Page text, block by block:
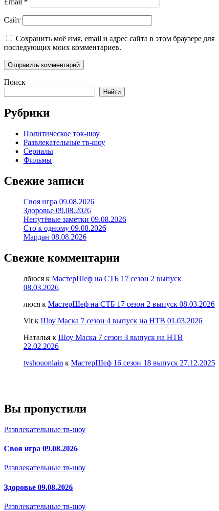
Сайт
Сохранить моё имя, email и адрес сайта в этом браузере для
последующих моих комментариев.
Поиск
Найти
Рубрики
Политическое ток-шоу
Развлекательные тв-шоу
Сериалы
Фильмы
Свежие записи
Своя игра 09.08.2026
Здоровье 09.08.2026
Непутёвые заметки 09.08.2026
Сто к одному 09.08.2026
Мардан 08.08.2026
Свежие комментарии
лбюся к МастерШеф на СТБ 17 сезон 2 выпуск
08.03.2026
люся к МастерШеф на СТБ 17 сезон 2 выпуск 08.03.2026
Vit к Шоу Маска 7 сезон 4 выпуск на НТВ 01.03.2026
Наталья к Шоу Маска 7 сезон 3 выпуск на НТВ
22.02.2026
tvshouonlain к МастерШеф 16 сезон 18 выпуск 27.12.2025
Вы пропустили
Развлекательные тв-шоу
Своя игра 09.08.2026
Развлекательные тв-шоу
Здоровье 09.08.2026
Развлекательные тв-шоу